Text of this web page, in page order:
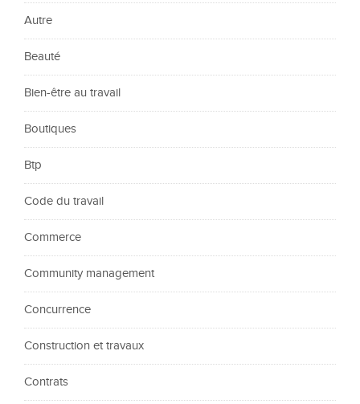
Autre
Beauté
Bien-être au travail
Boutiques
Btp
Code du travail
Commerce
Community management
Concurrence
Construction et travaux
Contrats